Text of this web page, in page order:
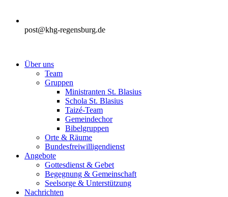
post@khg-regensburg.de
Über uns
Team
Gruppen
Ministranten St. Blasius
Schola St. Blasius
Taizé-Team
Gemeindechor
Bibelgruppen
Orte & Räume
Bundesfreiwilligendienst
Angebote
Gottesdienst & Gebet
Begegnung & Gemeinschaft
Seelsorge & Unterstützung
Nachrichten